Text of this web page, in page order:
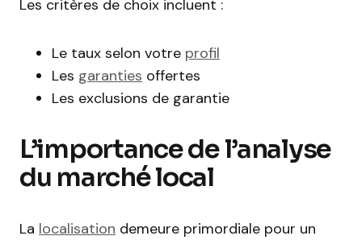
Les critères de choix incluent :
Le taux selon votre profil
Les garanties offertes
Les exclusions de garantie
L’importance de l’analyse
du marché local
La localisation demeure primordiale pour un